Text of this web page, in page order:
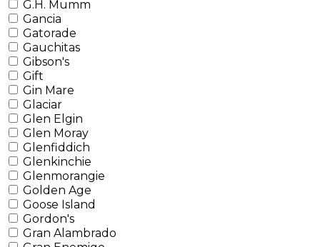
G.H. Mumm
Gancia
Gatorade
Gauchitas
Gibson's
Gift
Gin Mare
Glaciar
Glen Elgin
Glen Moray
Glenfiddich
Glenkinchie
Glenmorangie
Golden Age
Goose Island
Gordon's
Gran Alambrado